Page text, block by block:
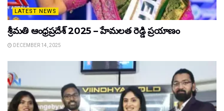
LATEST NEWS
శ్రీమతి ఆంధ్రప్రదేశ్ 2025 – హేమలత రెడ్డి ప్రయాణం
DECEMBER 14, 2025